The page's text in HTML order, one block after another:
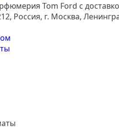
Tom Ford с
Россия, г. Москва,